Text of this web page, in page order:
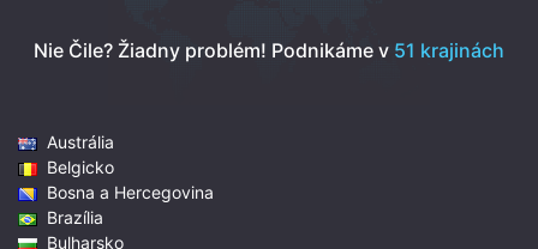
Nie Čile? Žiadny problém! Podnikáme v 51 krajinách
Austrália
Belgicko
Bosna a Hercegovina
Brazília
Bulharsko